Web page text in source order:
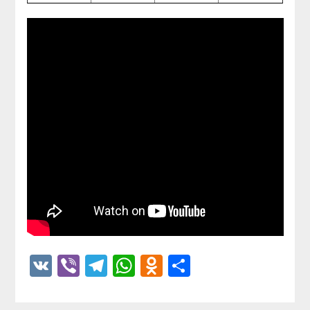
VKViberTelegram
WhatsApp
Odnoklassniki
Отправить